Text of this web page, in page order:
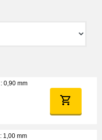
: 0,90 mm
: 1,00 mm